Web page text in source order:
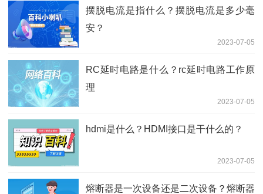
摆脱电流是指什么？摆脱电流是多少毫
安？
2023-07-05
RC延时电路是什么？rc延时电路工作原
理
2023-07-05
hdmi是什么？HDMI接口是干什么的？
2023-07-05
熔断器是一次设备还是二次设备？熔断器